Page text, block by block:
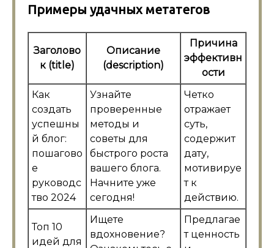
Примеры удачных метатегов
Заголово
к (title)
Описание
(description)
Причина
эффективн
ости
Как
создать
успешны
й блог:
пошагово
е
руководс
тво 2024
Узнайте
проверенные
методы и
советы для
быстрого роста
вашего блога.
Начните уже
сегодня!
Четко
отражает
суть,
содержит
дату,
мотивируе
т к
действию.
Топ 10
идей для
Ищете
вдохновение?
Предлагае
т ценность